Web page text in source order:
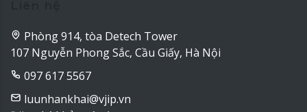
Phòng 914, tòa Detech Tower
107 Nguyễn Phong Sắc, Cầu Giấy, Hà Nội
097 617 5567
luunhankhai@vjip.vn